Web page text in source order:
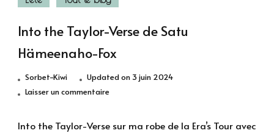
Into the Taylor-Verse de Satu
Hämeenaho-Fox
Sorbet-Kiwi Updated on 3 juin 2024
Laisser un commentairesur
Into the Taylor-Verse sur ma robe de la Era’s Tour avec